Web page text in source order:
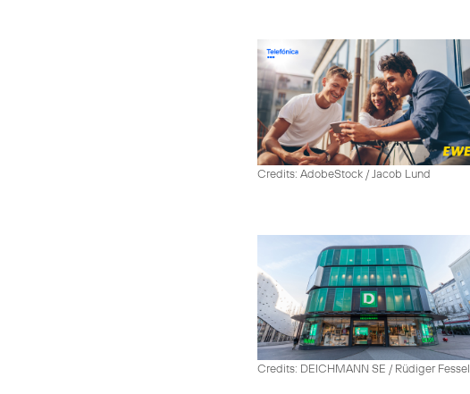
Credits: AdobeStock / Jacob Lund
Credits: DEICHMANN SE / Rüdiger Fessel